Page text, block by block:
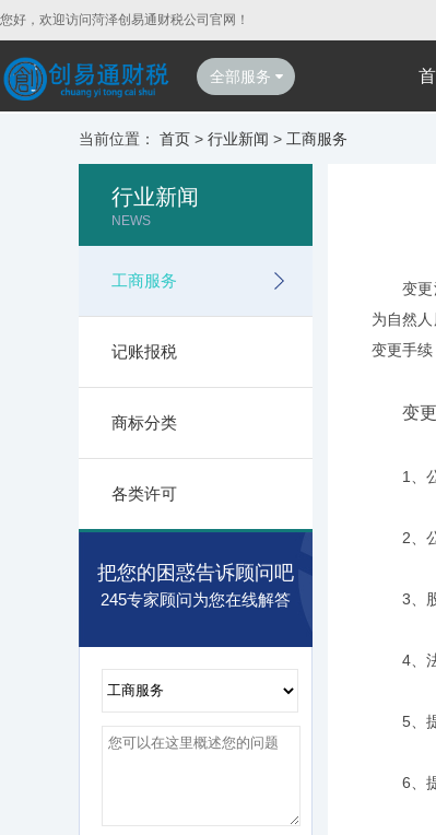
您好，欢迎访问菏泽创易通财税公司官网！
全部服务
当前位置： 首页 > 行业新闻 > 工商服务
行业新闻
NEWS
工商服务
记账报税
商标分类
各类许可
把您的困惑告诉顾问吧
245专家顾问为您在线解答
变更法
为自然
变更手
变
1、公
2、公
3、股
4、法
5、提
6、提